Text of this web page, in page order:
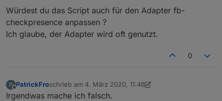
dem TR064-Adapter (online, offline)
Anzeige von Werten des Adapters (IP-
Adresse, letzte An- und Abmeldung)
Einträge, die mit einem Link hinterlegt wurden,
neuen Browser-Tab geöffnet werden
Einstellungen, Funktion der Einstellungen ist
dort als Kommentar beschrieben.
View zum Importieren (für Material Design Icons):
Spoiler
Spoiler
Voraussetzung:
Würdest du das Script auch für den Adapter fb-
checkpresence anpassen ?
Ich glaube, der Adapter wird oft genutzt.
0
P
Offline
PatrickFroschrieb am 4. März 2020, 11:46
zuletzt editiert von PatrickFro3. Apr. 2020, 12:47
Irgendwas mache ich falsch.